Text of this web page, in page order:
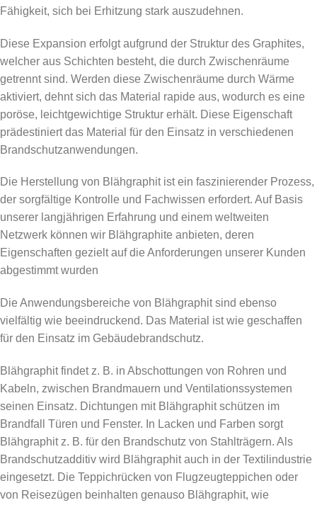
Fähigkeit, sich bei Erhitzung stark auszudehnen.
Diese Expansion erfolgt aufgrund der Struktur des Graphites,
welcher aus Schichten besteht, die durch Zwischenräume
getrennt sind. Werden diese Zwischenräume durch Wärme
aktiviert, dehnt sich das Material rapide aus, wodurch es eine
poröse, leichtgewichtige Struktur erhält. Diese Eigenschaft
prädestiniert das Material für den Einsatz in verschiedenen
Brandschutzanwendungen.
Die Herstellung von Blähgraphit ist ein faszinierender Prozess,
der sorgfältige Kontrolle und Fachwissen erfordert. Auf Basis
unserer langjährigen Erfahrung und einem weltweiten
Netzwerk können wir Blähgraphite anbieten, deren
Eigenschaften gezielt auf die Anforderungen unserer Kunden
abgestimmt wurden
Die Anwendungsbereiche von Blähgraphit sind ebenso
vielfältig wie beeindruckend. Das Material ist wie geschaffen
für den Einsatz im Gebäudebrandschutz.
Blähgraphit findet z. B. in Abschottungen von Rohren und
Kabeln, zwischen Brandmauern und Ventilationssystemen
seinen Einsatz. Dichtungen mit Blähgraphit schützen im
Brandfall Türen und Fenster. In Lacken und Farben sorgt
Blähgraphit z. B. für den Brandschutz von Stahlträgern. Als
Brandschutzadditiv wird Blähgraphit auch in der Textilindustrie
eingesetzt. Die Teppichrücken von Flugzeugteppichen oder
von Reisezügen beinhalten genauso Blähgraphit, wie